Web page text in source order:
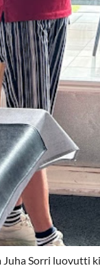
Sorri luovutti